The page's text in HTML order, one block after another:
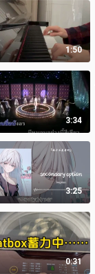
1:50
3:34
3:25
0:31